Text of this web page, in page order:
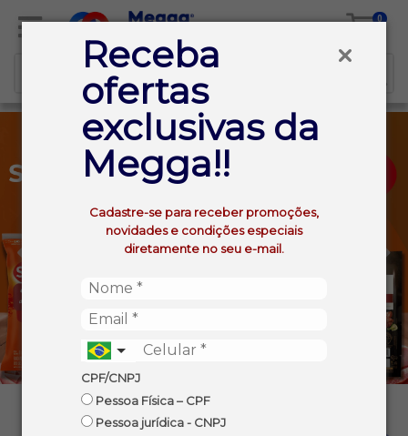
Receba
ofertas
exclusivas da
Megga!!
Cadastre-se para receber promoções,
novidades e condições especiais
diretamente no seu e-mail.
CPF/CNPJ
Pessoa Física – CPF
Pessoa jurídica - CNPJ
0